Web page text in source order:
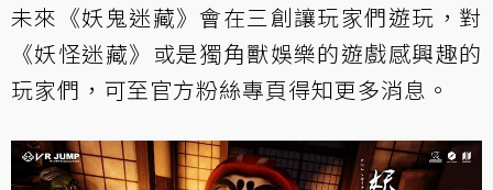
未來《妖鬼迷藏》會在三創讓玩家們遊玩，對
《妖怪迷藏》或是獨角獸娛樂的遊戲感興趣的
玩家們，可至官方粉絲專頁得知更多消息。